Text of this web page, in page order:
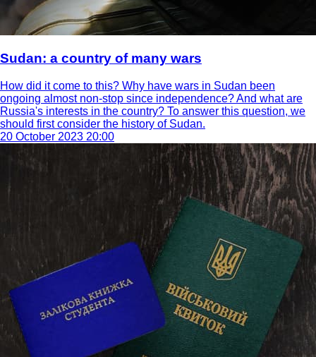
Sudan: a country of many wars
How did it come to this? Why have wars in Sudan been
ongoing almost non-stop since independence? And what are
Russia's interests in the country? To answer this question, we
should first consider the history of Sudan.
20 October 2023 20:00